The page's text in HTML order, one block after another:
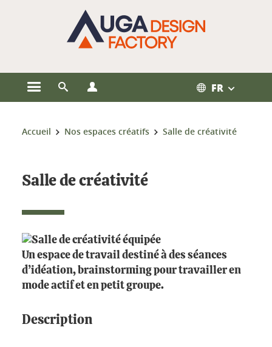
Ouvrir le menu principal
Ouvrir le moteur de recherche FR
Vous êtes ici :
Accueil Nos espaces créatifs Salle de créativité
Salle de créativité
Un espace de travail destiné à des séances
d’idéation, brainstorming pour travailler en
mode actif et en petit groupe.
Description